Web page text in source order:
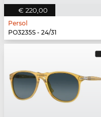
€ 220,00
Persol
PO3235S - 24/31